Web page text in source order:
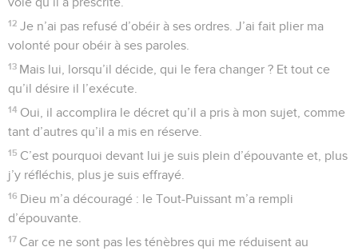
12 Je n’ai pas refusé d’obéir à ses ordres. J’ai fait plier ma
volonté pour obéir à ses paroles.
13 Mais lui, lorsqu’il décide, qui le fera changer ? Et tout ce
qu’il désire il l’exécute.
14 Oui, il accomplira le décret qu’il a pris à mon sujet, comme
tant d’autres qu’il a mis en réserve.
15 C’est pourquoi devant lui je suis plein d’épouvante et, plus
j’y réfléchis, plus je suis effrayé.
16 Dieu m’a découragé : le Tout-Puissant m’a rempli
d’épouvante.
17 Car ce ne sont pas les ténèbres qui me réduisent au